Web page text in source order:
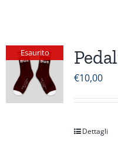
Esaurito
€10,00
Dettagli